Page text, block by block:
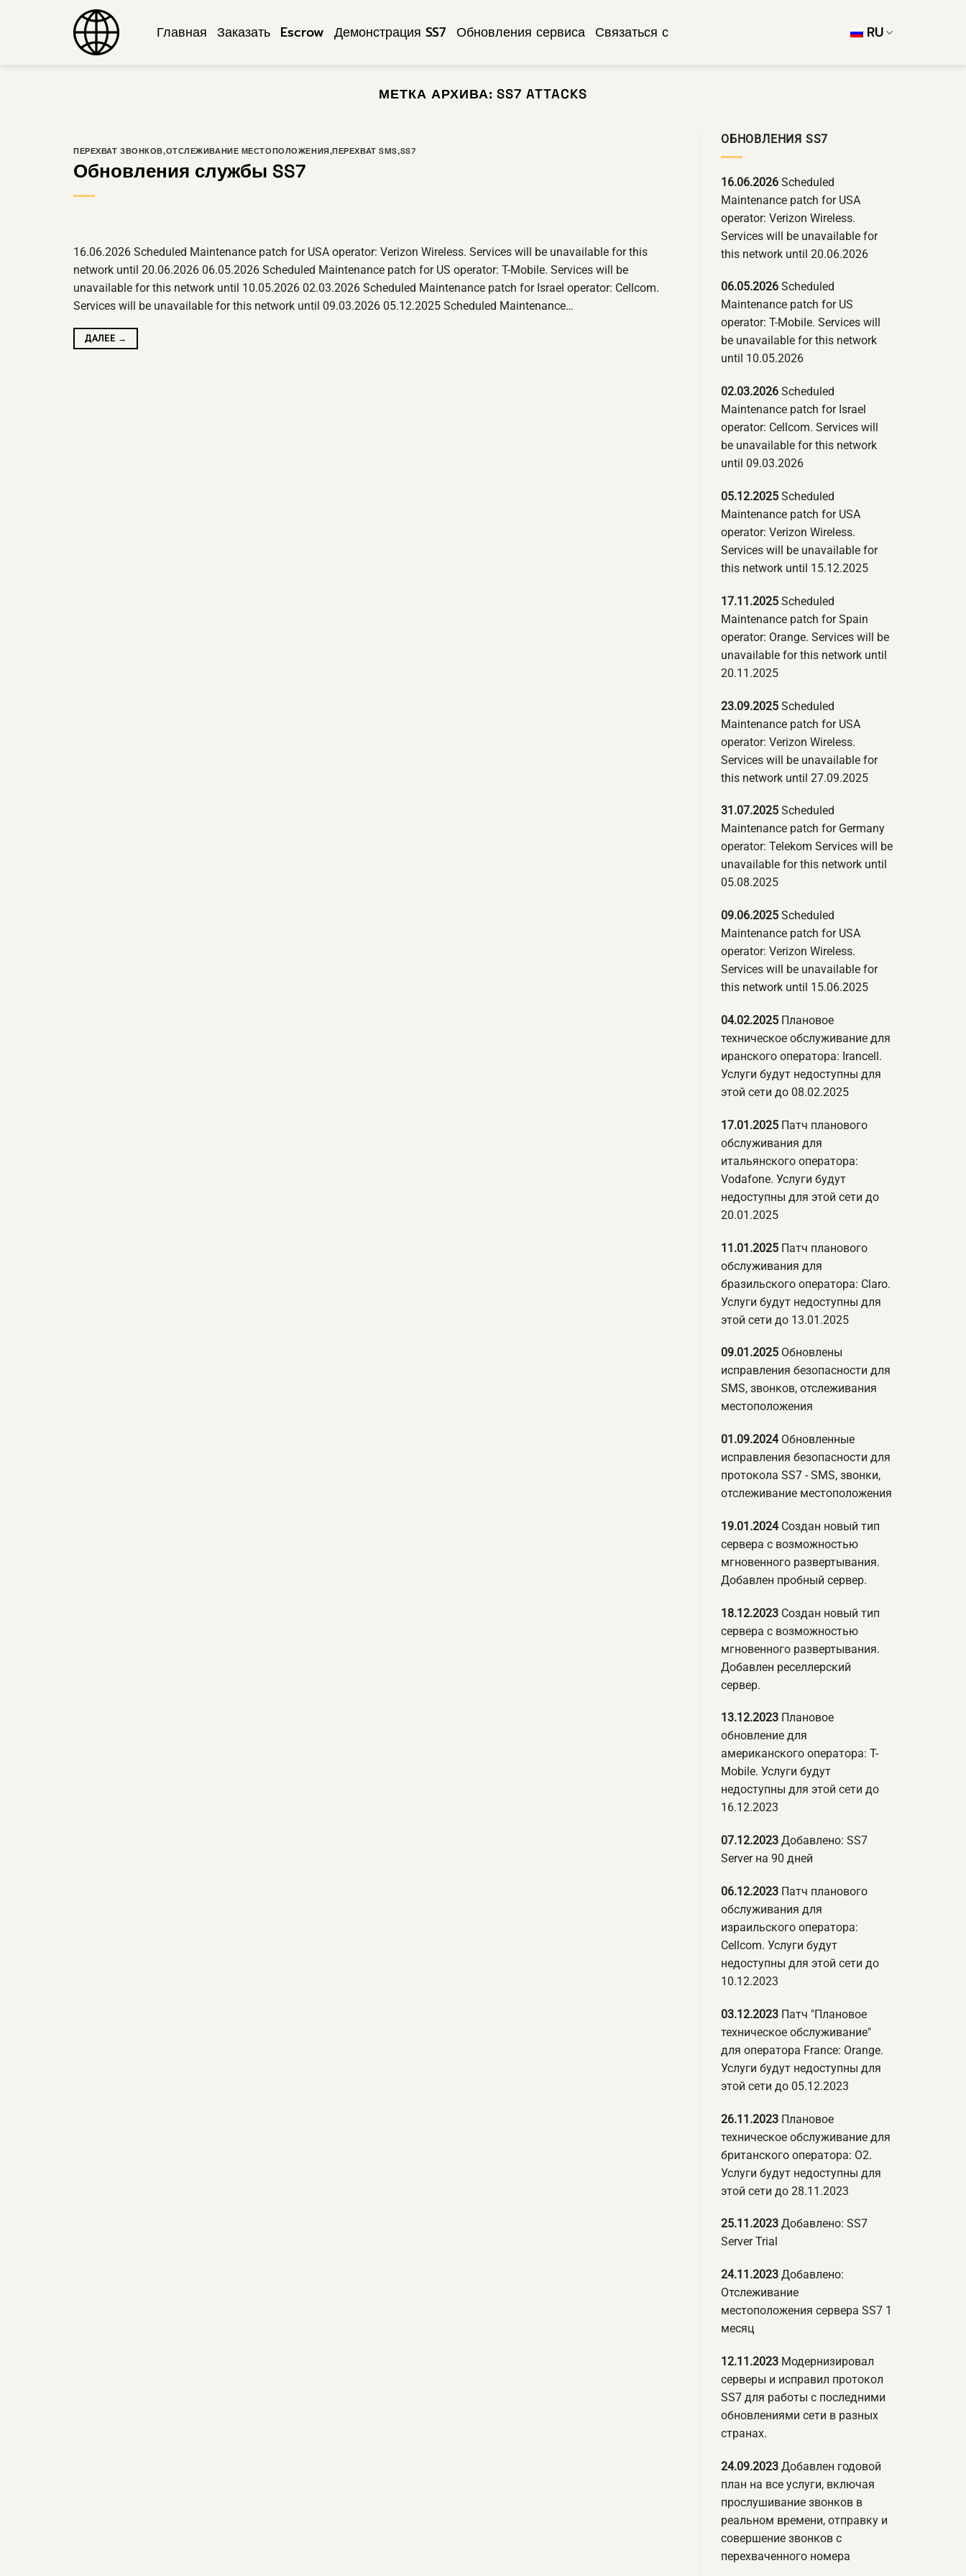
Главная Заказать Escrow Демонстрация SS7 Обновления сервиса Связаться с RU
МЕТКА АРХИВА:SS7 ATTACKS
ПЕРЕХВАТ ЗВОНКОВ,ОТСЛЕЖИВАНИЕ МЕСТОПОЛОЖЕНИЯ,ПЕРЕХВАТ SMS,SS7
Обновления службы SS7
16.06.2026 Scheduled Maintenance patch for USA operator: Verizon Wireless. Services will be unavailable for this
network until 20.06.2026 06.05.2026 Scheduled Maintenance patch for US operator: T-Mobile. Services will be
unavailable for this network until 10.05.2026 02.03.2026 Scheduled Maintenance patch for Israel operator: Cellcom.
Services will be unavailable for this network until 09.03.2026 05.12.2025 Scheduled Maintenance…
ДАЛЕЕ →
ОБНОВЛЕНИЯ SS7
16.06.2026 Scheduled
Maintenance patch for USA
operator: Verizon Wireless.
Services will be unavailable for
this network until 20.06.2026
06.05.2026 Scheduled
Maintenance patch for US
operator: T-Mobile. Services will
be unavailable for this network
until 10.05.2026
02.03.2026 Scheduled
Maintenance patch for Israel
operator: Cellcom. Services will
be unavailable for this network
until 09.03.2026
05.12.2025 Scheduled
Maintenance patch for USA
operator: Verizon Wireless.
Services will be unavailable for
this network until 15.12.2025
17.11.2025 Scheduled
Maintenance patch for Spain
operator: Orange. Services will be
unavailable for this network until
20.11.2025
23.09.2025 Scheduled
Maintenance patch for USA
operator: Verizon Wireless.
Services will be unavailable for
this network until 27.09.2025
31.07.2025 Scheduled
Maintenance patch for Germany
operator: Telekom Services will be
unavailable for this network until
05.08.2025
09.06.2025 Scheduled
Maintenance patch for USA
operator: Verizon Wireless.
Services will be unavailable for
this network until 15.06.2025
04.02.2025 Плановое
техническое обслуживание для
иранского оператора: Irancell.
Услуги будут недоступны для
этой сети до 08.02.2025
17.01.2025 Патч планового
обслуживания для
итальянского оператора:
Vodafone. Услуги будут
недоступны для этой сети до
20.01.2025
11.01.2025 Патч планового
обслуживания для
бразильского оператора: Claro.
Услуги будут недоступны для
этой сети до 13.01.2025
09.01.2025 Обновлены
исправления безопасности для
SMS, звонков, отслеживания
местоположения
01.09.2024Обновленные
исправления безопасности для
протокола SS7 - SMS, звонки,
отслеживание местоположения
19.01.2024Создан новый тип
сервера с возможностью
мгновенного развертывания.
Добавлен пробный сервер.
18.12.2023 Создан новый тип
сервера с возможностью
мгновенного развертывания.
Добавлен реселлерский
сервер.
13.12.2023 Плановое
обновление для
американского оператора: T-
Mobile. Услуги будут
недоступны для этой сети до
16.12.2023
07.12.2023 Добавлено: SS7
Server на 90 дней
06.12.2023 Патч планового
обслуживания для
израильского оператора:
Cellcom. Услуги будут
недоступны для этой сети до
10.12.2023
03.12.2023 Патч "Плановое
техническое обслуживание"
для оператора France: Orange.
Услуги будут недоступны для
этой сети до 05.12.2023
26.11.2023 Плановое
техническое обслуживание для
британского оператора: O2.
Услуги будут недоступны для
этой сети до 28.11.2023
25.11.2023 Добавлено: SS7
Server Trial
24.11.2023 Добавлено:
Отслеживание
местоположения сервера SS7 1
месяц
12.11.2023 Модернизировал
серверы и исправил протокол
SS7 для работы с последними
обновлениями сети в разных
странах.
24.09.2023 Добавлен годовой
план на все услуги, включая
прослушивание звонков в
реальном времени, отправку и
совершение звонков с
перехваченного номера